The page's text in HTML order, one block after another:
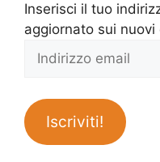
Inserisci il tuo
aggiornato sui nuovi
Indirizzo
Iscriviti!